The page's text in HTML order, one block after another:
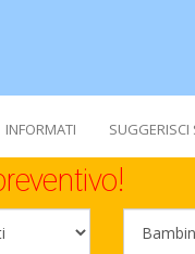
INFORMATI SUGGERISCI